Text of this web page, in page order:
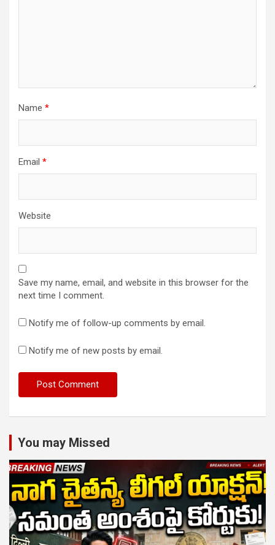
Name *
Email *
Website
Save my name, email, and website in this browser for the
next time I comment.
Notify me of follow-up comments by email.
Notify me of new posts by email.
You may Missed